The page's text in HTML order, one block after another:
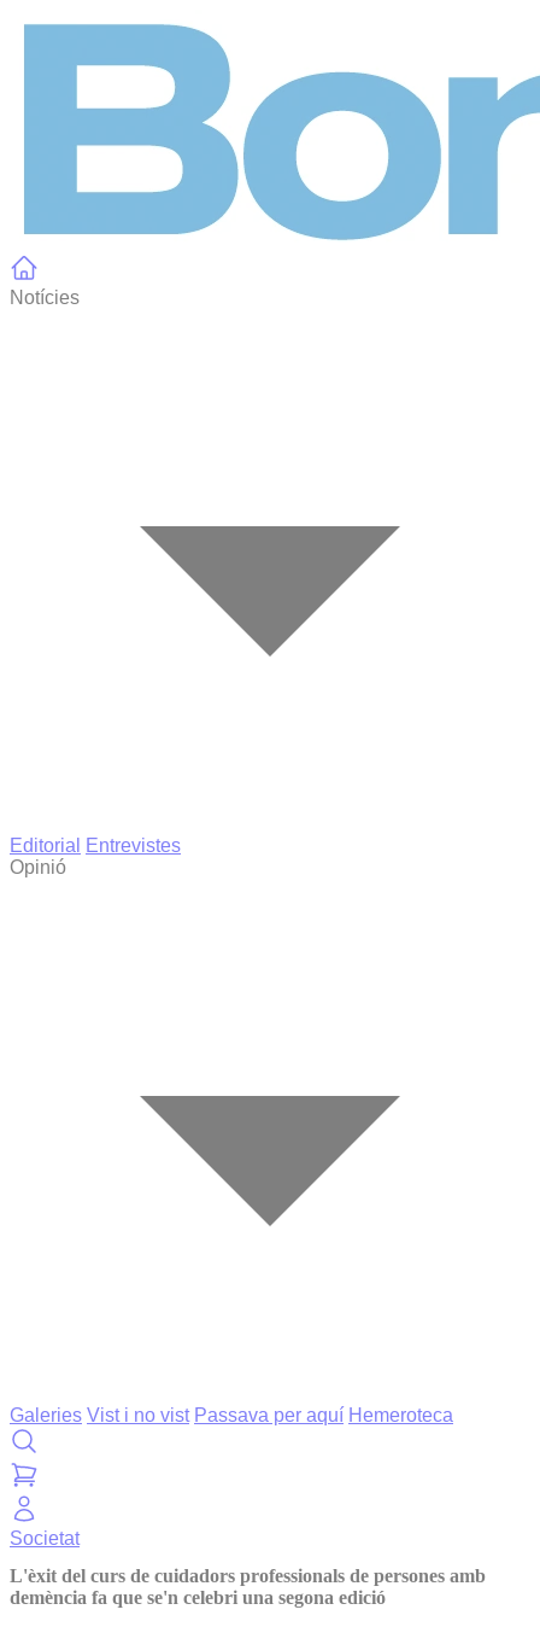
Notícies
Editorial
Entrevistes
Opinió
Galeries Vist i no vist Passava per aquí Hemeroteca
Societat
L'èxit del curs de cuidadors professionals de persones amb
demència fa que se'n celebri una segona edició